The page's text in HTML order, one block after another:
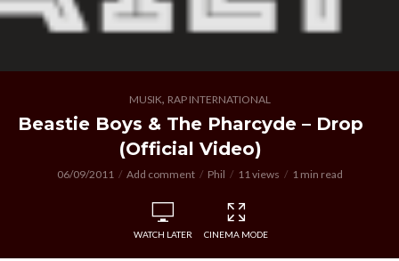
MUSIK, RAP INTERNATIONAL
Beastie Boys & The Pharcyde – Drop
(Official Video)
06/09/2011 Add comment Phil 11 views 1 min read
WATCH LATER CINEMA MODE